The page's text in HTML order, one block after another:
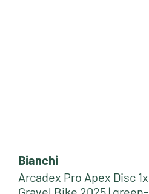
Bianchi
Arcadex Pro Apex Disc